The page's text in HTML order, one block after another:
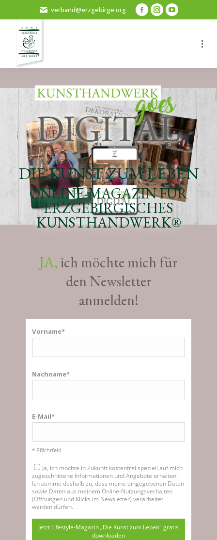
verband@erzgebirge.org
DIE KUNST ZUM LEBEN
ONLINE-MAGAZIN FÜR
ERZGEBIRGISCHES
KUNSTHANDWERK®
JA, ich möchte mich für
den Newsletter
anmelden!
Vorname
Nachname
E-Mail
* Pflichtfeld
Ja, ich möchte in Zukunft kostenfrei speziell auf mich
zugeschnittene Informationen und Angebote erhalten.
Ich stimme deshalb zu, dass meine eingegebenen Daten
sowie Daten aus meinem Online-Nutzungsverhalten
(Öffnungen und Klicks im Newsletter) verarbeitet
werden dürfen.
Jetzt Lifestyle-Magazin „Die Kunst zum Leben" gratis
downloaden